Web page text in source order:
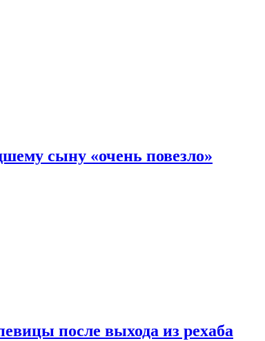
сыну «очень повезло»
после выхода из рехаба